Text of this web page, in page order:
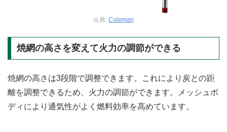
出典: Coleman
焼網の高さを変えて火力の調節ができる
焼網の高さは3段階で調整できます。これにより炭との距
離を調整できるため、火力の調節ができます。メッシュボ
ディにより通気性がよく燃料効率を高めています。